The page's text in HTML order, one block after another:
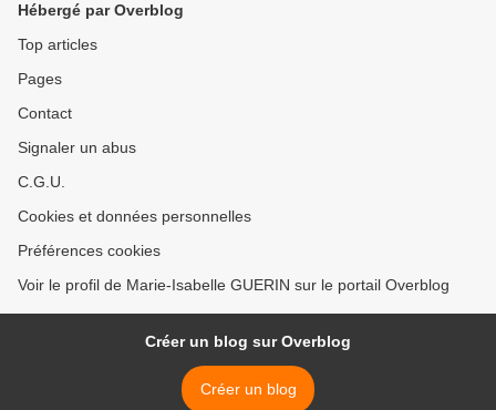
Hébergé par Overblog
Top articles
Pages
Contact
Signaler un abus
C.G.U.
Cookies et données personnelles
Préférences cookies
Voir le profil de Marie-Isabelle GUERIN sur le portail Overblog
Créer un blog sur Overblog
Créer un blog